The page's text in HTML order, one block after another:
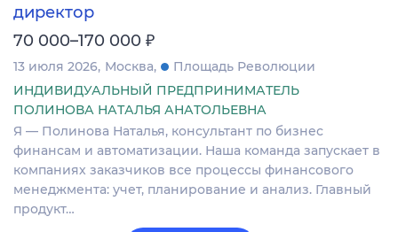
директор
70 000–170 000 ₽
13 июля 2026 Москва
Площадь Революции
ИНДИВИДУАЛЬНЫЙ ПРЕДПРИНИМАТЕЛЬ
ПОЛИНОВА НАТАЛЬЯ АНАТОЛЬЕВНА
Я — Полинова Наталья, консультант по бизнес
финансам и автоматизации. Наша команда запускает в
компаниях заказчиков все процессы финансового
менеджмента: учет, планирование и анализ. Главный
продукт…